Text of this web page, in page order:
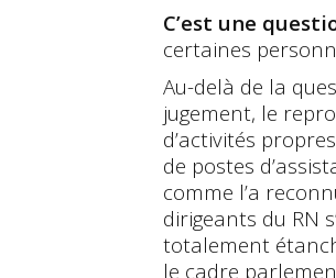
C’est une
certaines
Au-delà de la
jugement, le
d’activités
de postes
comme l’a
dirigeants du RN
totalement
le cadre